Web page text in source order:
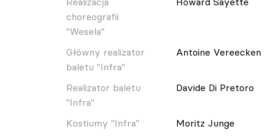
choreografii
"Wesela"
Główny realizator
baletu "Infra"
Antoine Vereecken
Realizator baletu
"Infra"
Davide Di Pretoro
Kostiumy "Infra"
Moritz Junge